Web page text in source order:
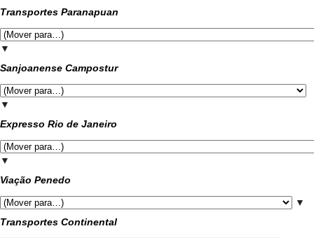
Transportes Paranapuan
▼
Sanjoanense Campostur
▼
Expresso Rio de Janeiro
▼
Viação Penedo
▼
Transportes Continental